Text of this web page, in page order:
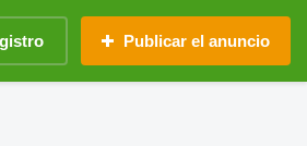
Publicar el anuncio